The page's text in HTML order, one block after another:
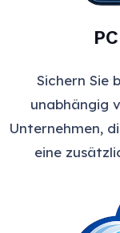
Sichern Sie
unabhängig
Unternehmen,
eine